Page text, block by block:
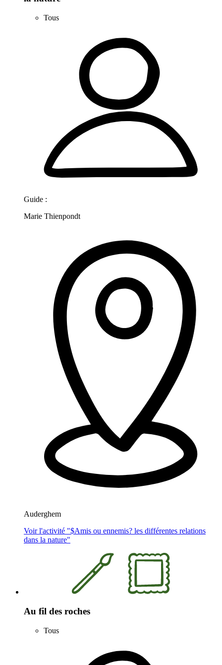
Tous
Guide :
Marie Thienpondt
Auderghem
Voir l'activité "$Amis ou ennemis? les différentes relations
dans la nature"
Au fil des roches
Tous